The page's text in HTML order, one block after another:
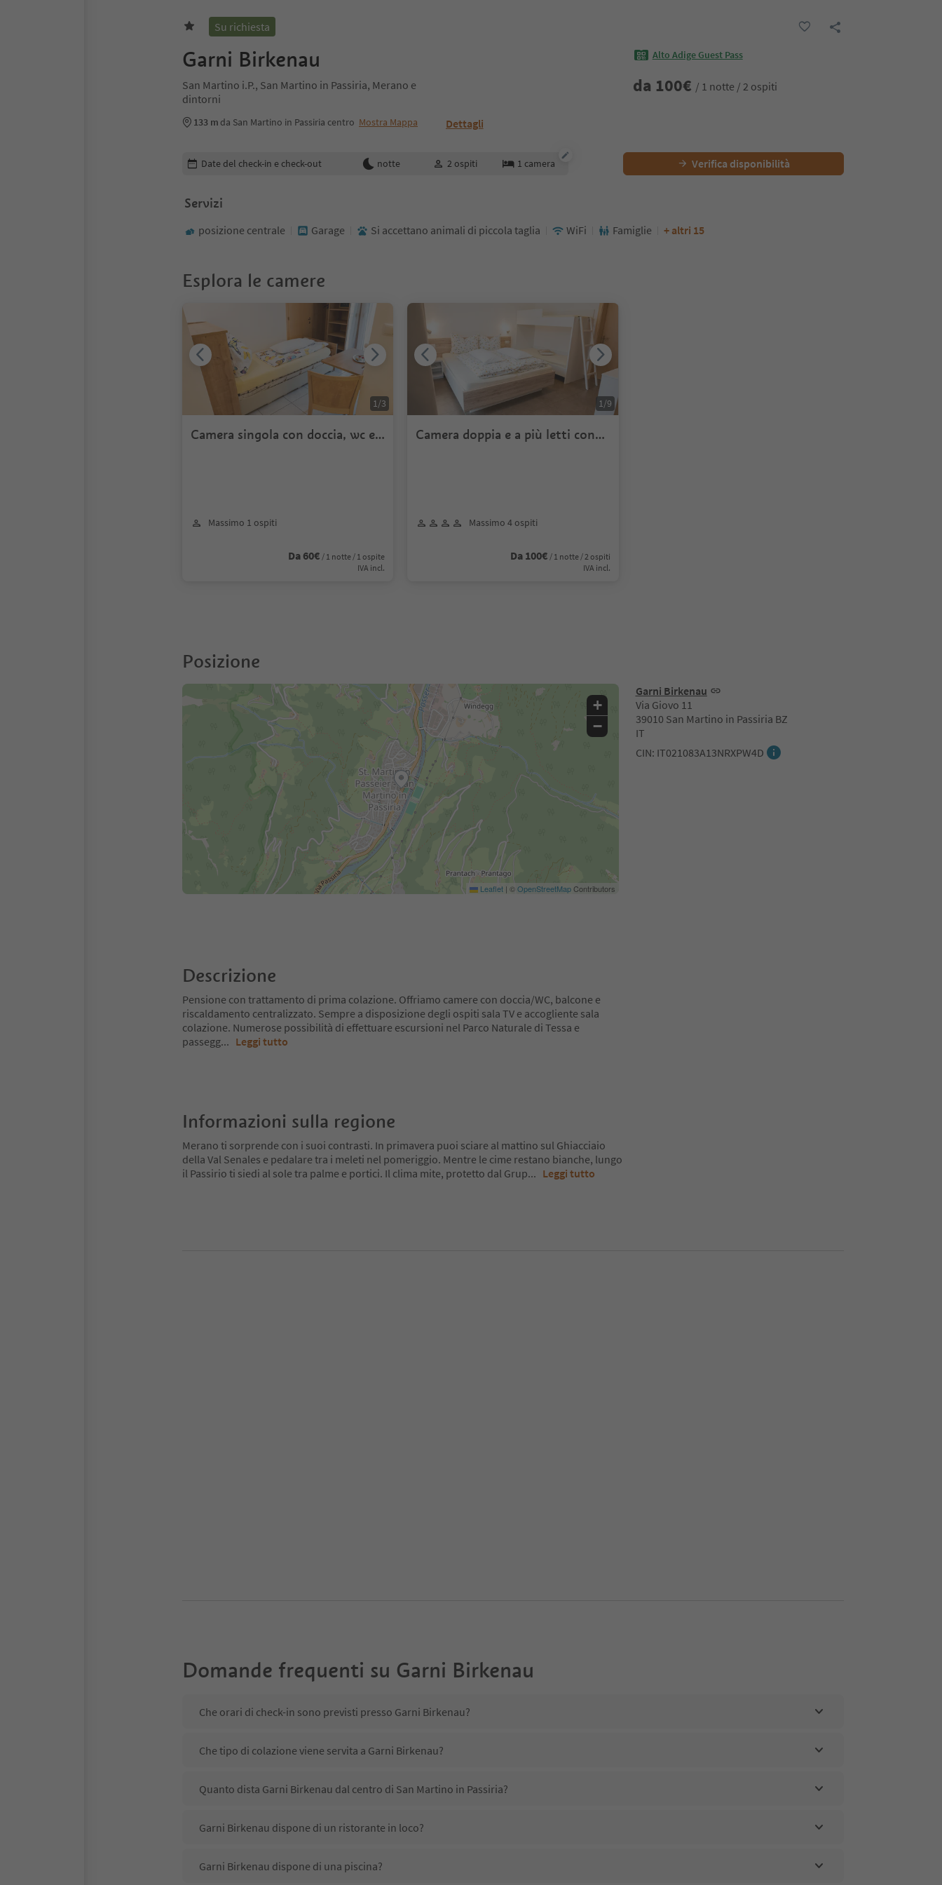
Su richiesta
Garni Birkenau
San Martino i.P., San Martino in Passiria, Merano e
dintorni
133 m da San Martino in Passiria centro Mostra Mappa Dettagli
Alto Adige Guest Pass
da 100€ / 1 notte / 2 ospiti
Modifica i dettagli della prenotazione
Date del check-in e check-out notte 2 ospiti 1 camera Verifica disponibilità
Servizi
posizione centrale Garage Si accettano animali di piccola taglia WiFi Famiglie + altri 15
Esplora le camere
Camera singola con doccia, wc e
Massimo 1 ospiti
Da 60€ / 1 notte / 1 ospite
IVA incl.
1/3
Camera doppia e a più letti con
Massimo 4 ospiti
Da 100€ / 1 notte / 2 ospiti
IVA incl.
1/9
Posizione
Garni Birkenau
Via Giovo 11
39010 San Martino in Passiria BZ
IT
CIN: IT021083A13NRXPW4D
+
−
Leaflet | ©OpenStreetMapContributors
Descrizione
Pensione con trattamento di prima colazione. Offriamo camere con doccia/WC, balcone e
riscaldamento centralizzato. Sempre a disposizione degli ospiti sala TV e accogliente sala
colazione. Numerose possibilità di effettuare escursioni nel Parco Naturale di Tessa e
passegg... Leggi tutto
Informazioni sulla regione
Merano ti sorprende con i suoi contrasti. In primavera puoi sciare al mattino sul Ghiacciaio
della Val Senales e pedalare tra i meleti nel pomeriggio. Mentre le cime restano bianche, lungo
il Passirio ti siedi al sole tra palme e portici. Il clima mite, protetto dal Grup... Leggi tutto
Domande frequenti su Garni Birkenau
Che orari di check-in sono previsti presso Garni Birkenau?
Che tipo di colazione viene servita a Garni Birkenau?
Quanto dista Garni Birkenau dal centro di San Martino in Passiria?
Garni Birkenau dispone di un ristorante in loco?
Garni Birkenau dispone di una piscina?